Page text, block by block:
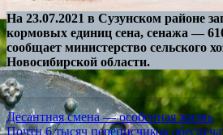
На 23.07.2021 в Сузунском районе
кормовых единиц сена, сенажа —
сообщает министерство сельского
Новосибирской области.
Навигация
Десантная смена — особенная жизнь
Почти 6 тысяч переписчиков